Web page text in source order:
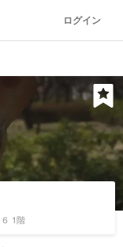
ログイン
1階